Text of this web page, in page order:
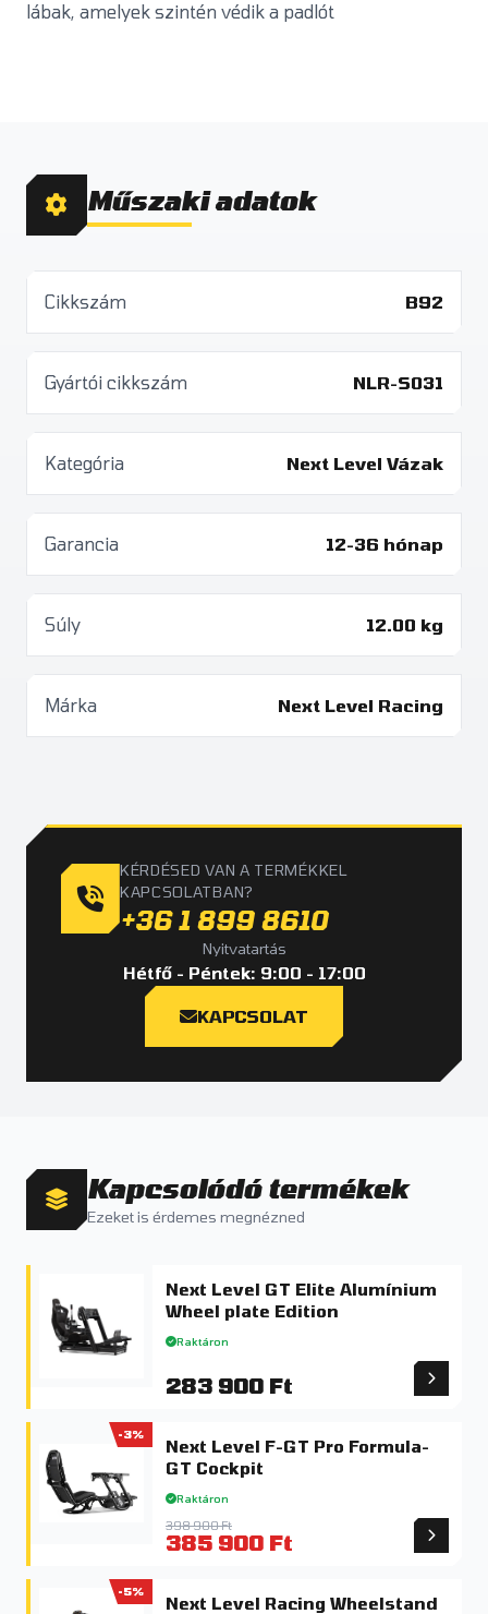
lábak, amelyek szintén védik a padlót
Műszaki adatok
Cikkszám B92
Gyártói cikkszám NLR-S031
Kategória Next Level Vázak
Garancia 12-36 hónap
Súly 12.00 kg
Márka Next Level Racing
KÉRDÉSED VAN A TERMÉKKEL
KAPCSOLATBAN?
+36 1 899 8610
Nyitvatartás
Hétfő - Péntek: 9:00 - 17:00
KAPCSOLAT
Kapcsolódó termékek
Ezeket is érdemes megnézned
Next Level GT Elite Alumínium
Wheel plate Edition
Raktáron
283 900 Ft
-3%
Next Level F-GT Pro Formula-
GT Cockpit
Raktáron
398 900 Ft
385 900 Ft
-5%
Next Level Racing Wheelstand